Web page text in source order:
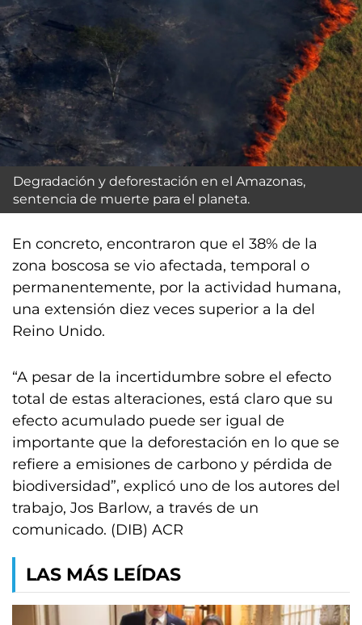
Degradación y deforestación en el Amazonas,
sentencia de muerte para el planeta.
En concreto, encontraron que el 38% de la
zona boscosa se vio afectada, temporal o
permanentemente, por la actividad humana,
una extensión diez veces superior a la del
Reino Unido.
“A pesar de la incertidumbre sobre el efecto
total de estas alteraciones, está claro que su
efecto acumulado puede ser igual de
importante que la deforestación en lo que se
refiere a emisiones de carbono y pérdida de
biodiversidad”, explicó uno de los autores del
trabajo, Jos Barlow, a través de un
comunicado. (DIB) ACR
LAS MÁS LEÍDAS